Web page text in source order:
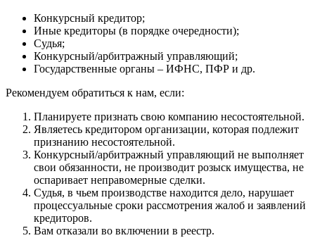
Конкурсный кредитор;
Иные кредиторы (в порядке очередности);
Судья;
Конкурсный/арбитражный управляющий;
Государственные органы – ИФНС, ПФР и др.
Рекомендуем обратиться к нам, если:
Планируете признать свою компанию несостоятельной.
Являетесь кредитором организации, которая подлежит
признанию несостоятельной.
Конкурсный/арбитражный управляющий не выполняет
свои обязанности, не производит розыск имущества, не
оспаривает неправомерные сделки.
Судья, в чьем производстве находится дело, нарушает
процессуальные сроки рассмотрения жалоб и заявлений
кредиторов.
Вам отказали во включении в реестр.